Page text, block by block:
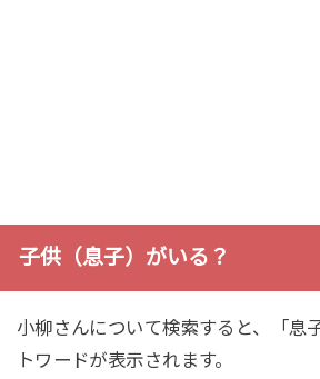
子供（息子）がいる？
小柳さんについて検索すると、「息
トワードが表示されます。